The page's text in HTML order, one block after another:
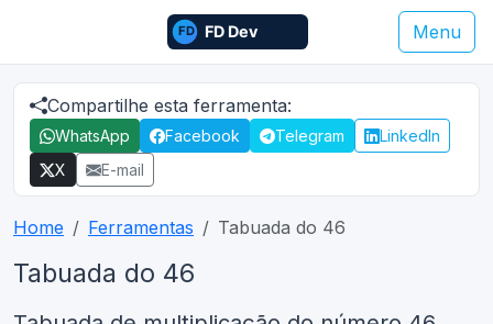
Menu
Compartilhe esta ferramenta:
WhatsApp Facebook Telegram
LinkedIn
X
E-mail
Home Ferramentas Tabuada do 46
Tabuada do 46